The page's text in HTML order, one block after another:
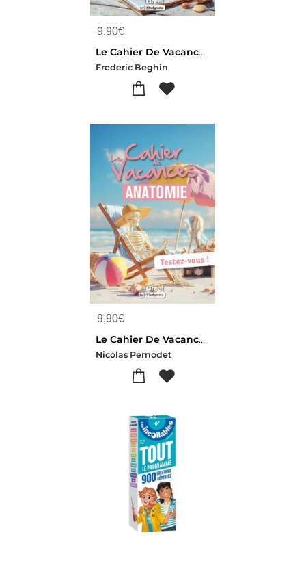
9,90€
Le Cahier De Vacances Pour Reussir En Journalisme
Frederic Beghin
9,90€
Le Cahier De Vacances D'anatomie
Nicolas Pernodet